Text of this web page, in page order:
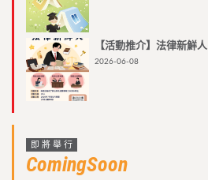
【活動推介】法律新鮮人
2026-06-08
即將舉行
ComingSoon